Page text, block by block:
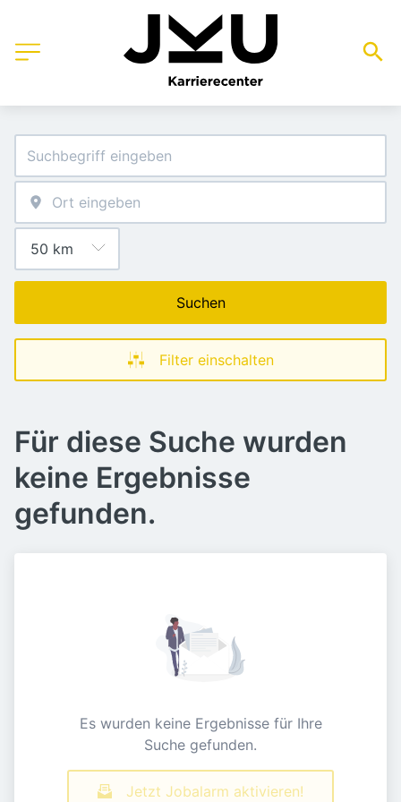
Suchen
Filter einschalten
Für diese Suche wurden
keine Ergebnisse
gefunden.
Es wurden keine Ergebnisse für Ihre
Suche gefunden.
Jetzt Jobalarm aktivieren!